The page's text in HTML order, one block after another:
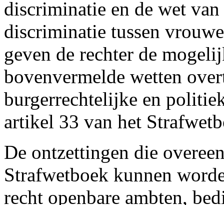
discriminatie en de wet
discriminatie tussen
geven de rechter de
bovenvermelde wetten
burgerrechtelijke en
artikel 33 van het
De ontzettingen die
Strafwetboek kunnen
recht openbare ambten,